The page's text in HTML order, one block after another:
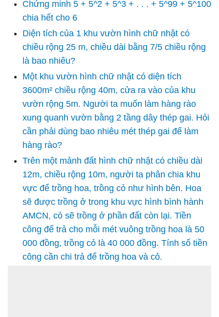
Chứng minh 5 + 5^2 + 5^3 + . . . + 5^99 + 5^100
chia hết cho 6
Diện tích của 1 khu vườn hình chữ nhật có
chiều rộng 25 m, chiều dài bằng 7/5 chiều rộng
là bao nhiêu?
Một khu vườn hình chữ nhật có diện tích
3600m² chiều rộng 40m, cửa ra vào của khu
vườn rộng 5m. Người ta muốn làm hàng rào
xung quanh vườn bằng 2 tầng dây thép gai. Hỏi
cần phải dùng bao nhiêu mét thép gai để làm
hàng rào?
Trên một mảnh đất hình chữ nhật có chiều dài
12m, chiều rộng 10m, người ta phân chia khu
vực để trồng hoa, trồng cỏ như hình bên. Hoa
sẽ được trồng ở trong khu vực hình bình hành
AMCN, cỏ sẽ trồng ở phần đất còn lại. Tiền
công để trả cho mỗi mét vuông trồng hoa là 50
000 đồng, trồng cỏ là 40 000 đồng. Tính số tiền
công cần chi trả để trồng hoa và cỏ.